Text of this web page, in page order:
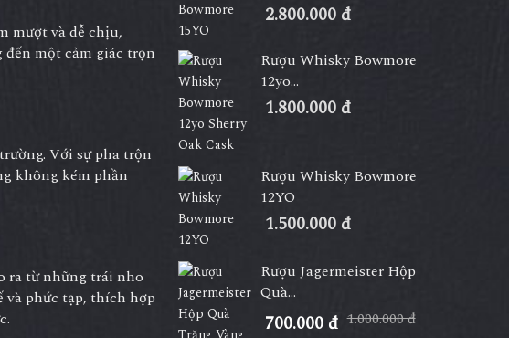
mượt và dễ chịu,
đến một cảm giác trọn
Với sự pha trộn
không kém phần
ra từ những trái nho
phức tạp, thích hợp
2.800.000 đ
Rượu Whisky Bowmore
12yo...
1.800.000 đ
Rượu Whisky Bowmore
12YO
1.500.000 đ
Rượu Jagermeister Hộp
Quà...
700.000 đ 1.000.000 đ